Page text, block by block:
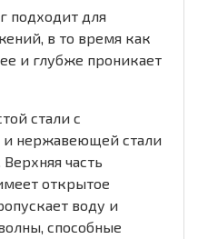
подходит для
в то время как
и глубже проникает
стали с
нержавеющей стали
часть
открытое
воду и
способные